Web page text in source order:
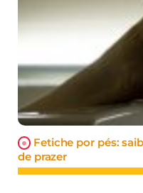
Fetiche por pés:
de prazer